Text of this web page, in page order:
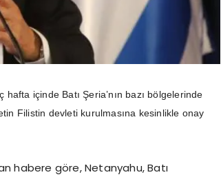
içinde Batı Şeria’nın bazı bölgelerinde
Filistin devleti kurulmasına kesinlikle onay
habere göre, Netanyahu, Batı